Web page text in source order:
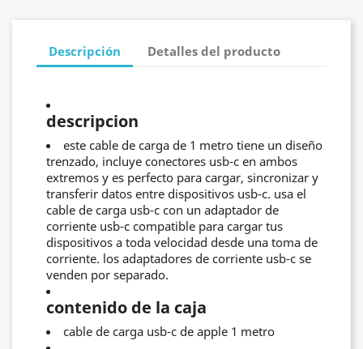
Descripción Detalles del producto
descripcion
este cable de carga de 1 metro tiene un diseño
trenzado, incluye conectores usb-c en ambos
extremos y es perfecto para cargar, sincronizar y
transferir datos entre dispositivos usb-c. usa el
cable de carga usb‑c con un adaptador de
corriente usb‑c compatible para cargar tus
dispositivos a toda velocidad desde una toma de
corriente. los adaptadores de corriente usb-c se
venden por separado.
contenido de la caja
cable de carga usb-c de apple 1 metro